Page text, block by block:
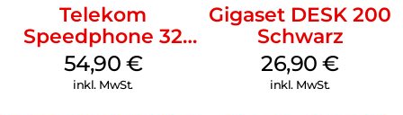
Telekom
Speedphone 32
Ebenholz
54,90 €
inkl. MwSt.
Gigaset DESK 200
Schwarz
26,90€
inkl. MwSt.